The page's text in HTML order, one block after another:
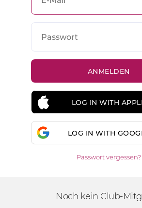
LOG IN WITH
LOG IN WITH
Passwort vergessen?
Noch kein Club-